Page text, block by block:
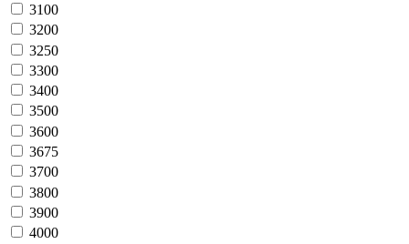
3100
3200
3250
3300
3400
3500
3600
3675
3700
3800
3900
4000